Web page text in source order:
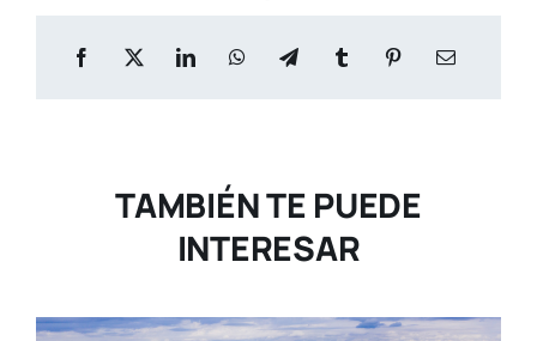
TAMBIÉN TE PUEDE
INTERESAR